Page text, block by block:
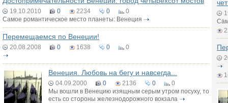
19.10.2010 0 2234 0
0
Самое романтическое место планеты: Венеция
Перемещаемся по Венеции!
20.08.2008 0 1638 0 0
Венеция. Любовь на бегу и навсегда...
04.09.2000 0 2136 0
0
Мы вошли в Венецию изящным серым утром посуху, то
есть со стороны железнодорожного вокзала